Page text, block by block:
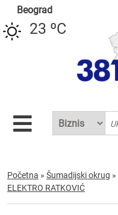
Beograd
23 ºC
Početna » Šumadijski okrug »
ELEKTRO RATKOVIĆ